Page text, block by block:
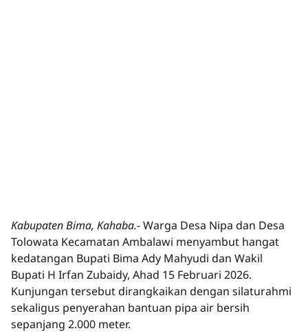
Kabupaten Bima, Kahaba.-Warga Desa Nipa dan Desa
Tolowata Kecamatan Ambalawi menyambut hangat
kedatangan Bupati Bima Ady Mahyudi dan Wakil
Bupati H Irfan Zubaidy, Ahad 15 Februari 2026.
Kunjungan tersebut dirangkaikan dengan silaturahmi
sekaligus penyerahan bantuan pipa air bersih
sepanjang 2.000 meter.